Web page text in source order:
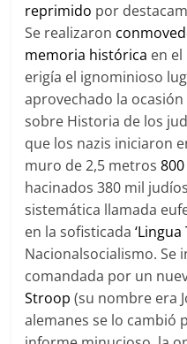
reprimido por
Se realizaron
memoria histórica en
erigía el ignominioso
aprovechado la
sobre Historia de los
que los nazis iniciaron
muro de 2,5 metros
hacinados 380 mil
sistemática llamada
en la sofisticada
Nacionalsocialismo. Se
comandada por un
Stroop (su nombre era
alemanes se lo cambió